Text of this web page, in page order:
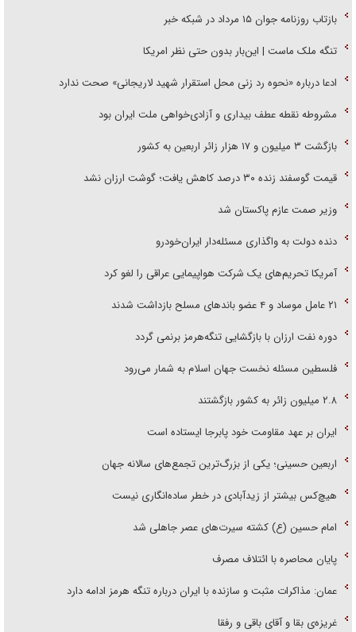
بازتاب روزنامه جوان ۱۵ مرداد در شبکه خبر
تنگه ملک ماست | این‌بار بدون حتی نظر امریکا
ادعا درباره «نحوه رد زنی محل استقرار شهید لاریجانی» صحت ندارد
مشروطه نقطه عطف بیداری و آزادی‌خواهی ملت ایران بود
بازگشت ۳ میلیون و ۱۷ هزار زائر اربعین به کشور
قیمت گوسفند زنده ۳۰ درصد کاهش یافت؛ گوشت ارزان نشد
وزیر صمت عازم پاکستان شد
دنده دولت به واگذاری مسئله‌دار ایران‌خودرو
آمریکا تحریم‌های یک شرکت هواپیمایی عراقی را لغو کرد
۲۱ عامل موساد و ۴ عضو باند‌های مسلح بازداشت شدند
دوره نفت ارزان با بازگشایی تنگه‌هرمز برنمی گردد
فلسطین مسئله نخست جهان اسلام به شمار می‌رود
۲.۸ میلیون زائر به کشور بازگشتند
ایران بر عهد مقاومت خود پابرجا ایستاده است
اربعین حسینی؛ یکی از بزرگ‌ترین تجمع‌های سالانه جهان
هیچ‌کس بیشتر از زیدآبادی در خطر ساده‌انگاری نیست
امام حسین (ع) کشته سیرت‌های عصر جاهلی شد
پایان محاصره با ائتلاف مصرف
عمان: مذاکرات مثبت و سازنده با ایران درباره تنگه هرمز ادامه دارد
غریزه‌ی بقا و آقای باقی و رفقا